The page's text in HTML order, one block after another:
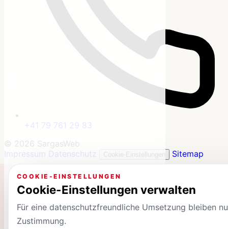
+41 79 761 29 83
© 2026 SargasWeb
Impressum Datenschutz Cookie-Einstellungen Sitemap
COOKIE-EINSTELLUNGEN
Cookie-Einstellungen verwalten
Für eine datenschutzfreundliche Umsetzung bleiben
Zustimmung.